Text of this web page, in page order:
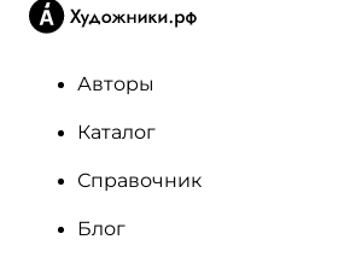
Авторы
Каталог
Справочник
Блог